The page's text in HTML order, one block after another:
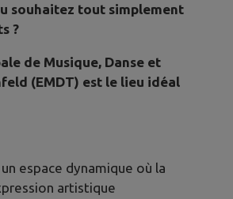
souhaitez tout simplement
?
de Musique, Danse et
(EMDT) est le lieu idéal
espace dynamique où la
artistique